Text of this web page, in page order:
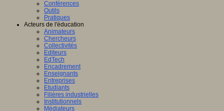
Conférences
Outils
Pratiques
Acteurs de l'éducation
Animateurs
Chercheurs
Collectivités
Editeurs
EdTech
Encadrement
Enseignants
Entreprises
Etudiants
Filières industrielles
Institutionnels
Médiateurs